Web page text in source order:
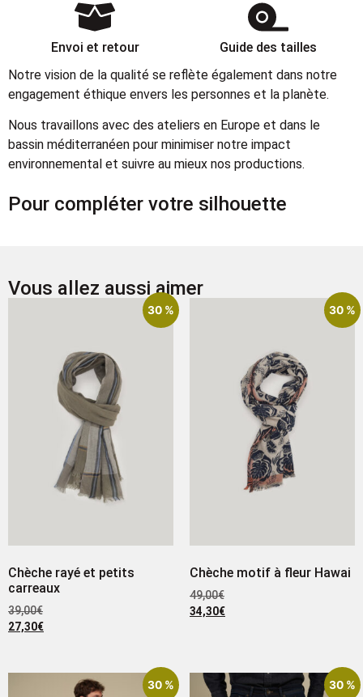
Envoi et retour
Guide des tailles
Notre vision de la qualité se reflète également dans notre
engagement éthique envers les personnes et la planète.
Nous travaillons avec des ateliers en Europe et dans le
bassin méditerranéen pour minimiser notre impact
environnemental et suivre au mieux nos productions.
Pour compléter votre silhouette
Vous allez aussi aimer
30 %
Chèche rayé et petits
carreaux
39,00€
27,30€
30 %
Chèche motif à fleur Hawai
49,00€
34,30€
30 % 30 %